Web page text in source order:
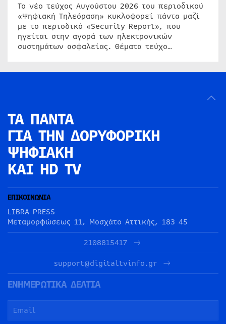
Το νέο τεύχος Αυγούστου 2026 του περιοδικού
«Ψηφιακή Τηλεόραση» κυκλοφορεί πάντα μαζί
με το περιοδικό «Security Report», που
ηγείται στην αγορά των ηλεκτρονικών
συστημάτων ασφαλείας. Θέματα τεύχο…
ΤΑ ΠΑΝΤΑ
ΓΙΑ ΤΗΝ ΔΟΡΥΦΟΡΙΚΗ
ΨΗΦΙΑΚΗ
ΚΑΙ HD TV
ΕΠΙΚΟΙΝΩΝΙΑ
LIBRA PRESS
Μεταμορφώσεως 11, Μοσχάτο Αττικής, 183 45
2108815417
support@digitaltvinfo.gr
ΕΝΗΜΕΡΩΤΙΚΑ ΔΕΛΤΙΑ